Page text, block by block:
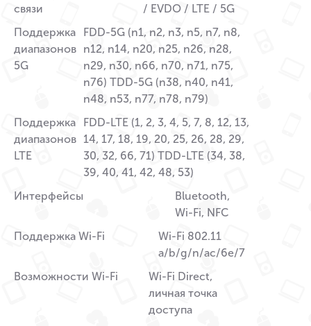
связи
/ EVDO / LTE / 5G
Поддержка
диапазонов
5G
FDD-5G (n1, n2, n3, n5, n7, n8,
n12, n14, n20, n25, n26, n28,
n29, n30, n66, n70, n71, n75,
n76) TDD-5G (n38, n40, n41,
n48, n53, n77, n78, n79)
Поддержка
диапазонов
LTE
FDD-LTE (1, 2, 3, 4, 5, 7, 8, 12, 13,
14, 17, 18, 19, 20, 25, 26, 28, 29,
30, 32, 66, 71) TDD-LTE (34, 38,
39, 40, 41, 42, 48, 53)
Интерфейсы
Bluetooth,
Wi-Fi, NFC
Поддержка Wi-Fi
Wi-Fi 802.11
a/b/g/n/ac/6e/7
Возможности Wi-Fi
Wi-Fi Direct,
личная точка
доступа